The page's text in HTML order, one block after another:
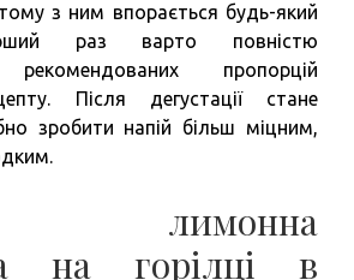
з ним впорається будь-який
раз варто повністю
рекомендованих пропорцій
Після дегустації стане
зробити напій більш міцним,
лимонна
на горілці в